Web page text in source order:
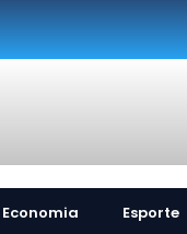
Economia Esporte